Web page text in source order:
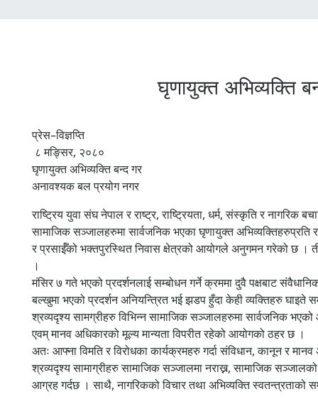
घृणायुक्त अभिव्यक्ति
प्रेस–विज्ञप्ति
८ मङ्सिर, २०८०
घृणायुक्त अभिव्यक्ति बन्द गर
अनावश्यक बल प्रयोग नगर
राष्ट्रिय युवा संघ नेपाल र राष्ट्र, राष्ट्रियता, धर्म, संस्कृति र नागरिक
सामाजिक सञ्जालहरुमा सार्वजनिक भएका घृणायुक्त अभिव्यक्तिहरुप्रति
र प्रसाईँको भक्तपुरस्थित निवास क्षेत्रको आयोगले अनुगमन गरेको छ ।
।
मंसिर ७ गते भएको प्रदर्शनलाई सम्बोधन गर्ने क्रममा दुवै पक्षबाट
बल्खुमा भएको प्रदर्शन अनियन्त्रित भई झडप हुँदा केही व्यक्तिहरु घाइते
श्रव्यदृश्य सामग्रीहरु विभिन्न सामाजिक सञ्जालहरुमा सार्वजनिक
एवम् मानव अधिकारको मूल्य मान्यता विपरीत रहेको आयोगको ठहर छ ।
अतः आफ्ना विमति र विरोधका कार्यक्रमहरु गर्दा संविधान, कानून र
श्रव्यदृश्य सामाग्रीहरु सामाजिक सञ्जालमा नराख्न, सामाजिक सञ्जालको
आग्रह गर्दछ । साथै, नागरिकको विचार तथा अभिव्यक्ति